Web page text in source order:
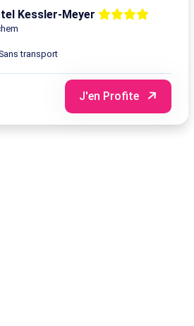
Kessler-Meyer
transport
J'en Profite